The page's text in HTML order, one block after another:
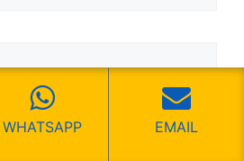
WHATSAPP EMAIL